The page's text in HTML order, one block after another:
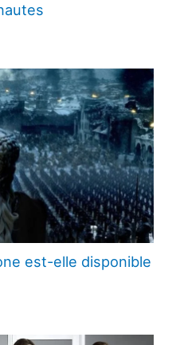
est-elle disponible